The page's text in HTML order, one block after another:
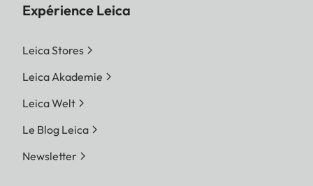
Expérience Leica
Leica Stores
Leica Akademie
Leica Welt
Le Blog Leica
Newsletter